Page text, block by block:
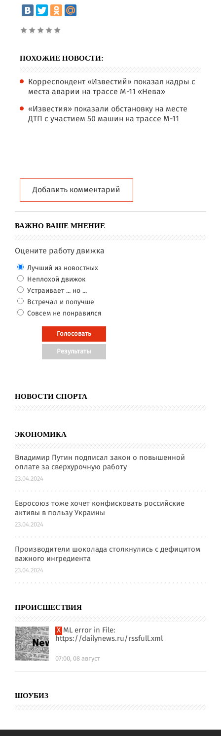
ПОХОЖИЕ НОВОСТИ:
Корреспондент «Известий» показал кадры с
места аварии на трассе М-11 «Нева»
«Известия» показали обстановку на месте
ДТП с участием 50 машин на трассе М-11
Добавить комментарий
ВАЖНО ВАШЕ МНЕНИЕ
Оцените работу движка
Лучший из новостных
Неплохой движок
Устраивает ... но ...
Встречал и получше
Совсем не понравился
НОВОСТИ СПОРТА
ЭКОНОМИКА
Владимир Путин подписал закон о повышенной
оплате за сверхурочную работу
23.04.2024
Евросоюз тоже хочет конфисковать российские
активы в пользу Украины
23.04.2024
Производители шоколада столкнулись с дефицитом
важного ингредиента
23.04.2024
ПРОИСШЕСТВИЯ
XML error in File:
https://dailynews.ru/rssfull.xml
07:00, 08 август
ШОУБИЗ